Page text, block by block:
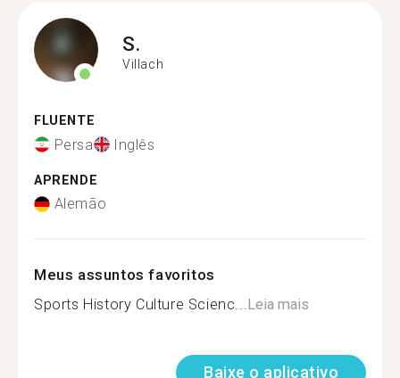
S.
Villach
FLUENTE
Persa Inglês
APRENDE
Alemão
Meus assuntos favoritos
Sports History Culture Scienc...Leia mais
Baixe o aplicativo